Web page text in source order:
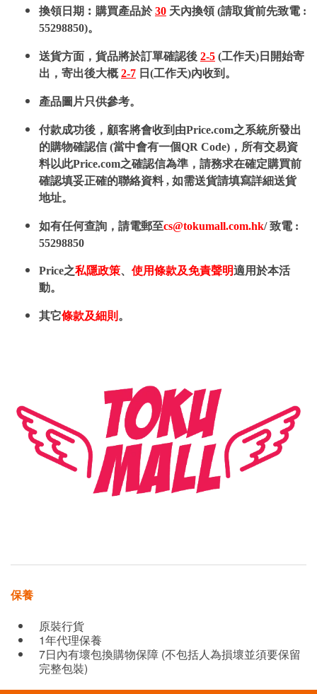
換領日期︰購買產品於30 天內換領 (請取貨前先致電 :
55298850)。
送貨方面，貨品將於訂單確認後 2-5 (工作天)日開始寄
出，寄出後大概2-7 日(工作天)內收到。
產品圖片只供參考。
付款成功後，顧客將會收到由Price.com之系統所發出
的購物確認信 (當中會有一個QR Code)，所有交易資
料以此Price.com之確認信為準，請務求在確定購買前
確認填妥正確的聯絡資料 , 如需送貨請填寫詳細送貨
地址。
如有任何查詢，請電郵至cs@tokumall.com.hk/ 致電 :
55298850
Price之私隱政策、 使用條款及免責聲明適用於本活
動。
其它條款及細則 。
保養
原裝行貨
1年代理保養
7日內有壞包換購物保障 (不包括人為損壞並須要保留
完整包裝)